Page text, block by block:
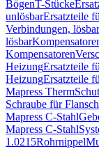
BögenT-Stücke
unlösbarErsatzteile
Verbindungen, lösbar
lösbar
Kompensatoren
HeizungErsatzteile
HeizungErsatzteile
Mapress Therm
Schraube für
Mapress C-Stahl
Mapress C-Stahl
1.0215Rohrnippel